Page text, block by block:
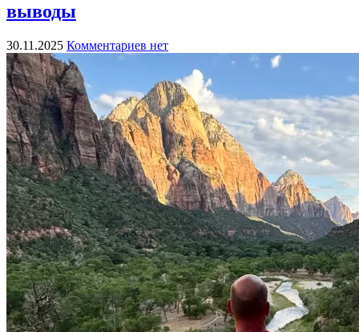
выводы
30.11.2025 Комментариев нет